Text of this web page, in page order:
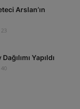
Arslan’ın
23
Yapıldı
40